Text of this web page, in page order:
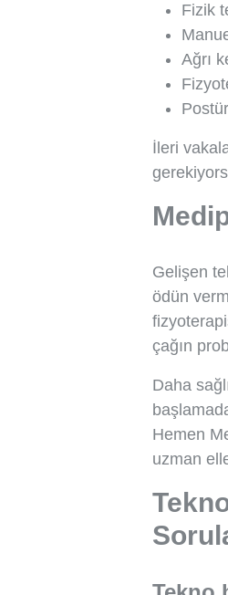
Fizik
Ağrı
İleri
Gelişen
ödün
çağın
Daha
Hemen
uzman